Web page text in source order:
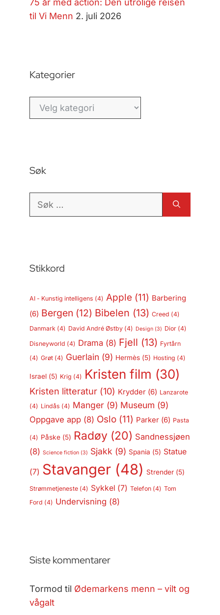
75 år med action: Den utrolige reisen
til Vi Menn 2. juli 2026
Kategorier
Kategorier
Søk
Søk
Stikkord
AI - Kunstig intelligens (4) Apple (11) Barbering
(6) Bergen (12) Bibelen (13) Creed (4)
Danmark(4) David André Østby(4) Design(3) Dior(4)
Disneyworld (4) Drama (8) Fjell (13) Fyrtårn
(4) Grøt(4) Guerlain (9) Hermès(5) Hosting (4)
Israel(5) Krig (4) Kristen film (30)
Kristen litteratur(10) Krydder(6) Lanzarote
(4) Lindås (4) Manger(9) Museum (9)
Oppgave app(8) Oslo(11) Parker(6) Pasta
(4) Påske(5) Radøy(20) Sandnessjøen
(8) Science fiction(3) Sjakk (9) Spania (5) Statue
(7) Stavanger(48) Strender(5)
Strømmetjeneste(4) Sykkel (7) Telefon(4) Tom
Ford (4) Undervisning (8)
Siste kommentarer
Tormod til Ødemarkens menn – vilt og
vågalt